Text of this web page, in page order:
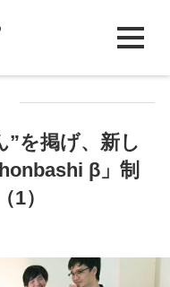
”を掲げ、新し
β」制
1）